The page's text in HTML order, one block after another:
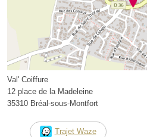
Val' Coiffure
12 place de la Madeleine
35310 Bréal-sous-Montfort
Trajet Waze